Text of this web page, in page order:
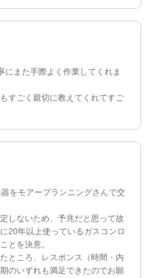
にまた手際よく作業してくれま
すごく親切に教えてくれてすご
をモアープランニングさんで交
しないため、予兆だと思って故
20年以上使っているガスコンロ
とを決意。
ところ、レスポンス（時間・内
のいずれも満足できたのでお願